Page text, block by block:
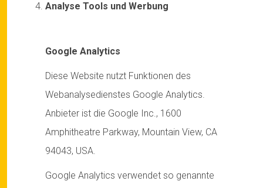
Analyse Tools und Werbung
Google Analytics
Diese Website nutzt Funktionen des
Webanalysedienstes Google Analytics.
Anbieter ist die Google Inc., 1600
Amphitheatre Parkway, Mountain View, CA
94043, USA.
Google Analytics verwendet so genannte